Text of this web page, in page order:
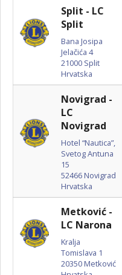
Split - LC
Split
Bana Josipa
Jelačića 4
21000 Split
Hrvatska
Novigrad -
LC
Novigrad
Hotel “Nautica”,
Svetog Antuna
15
52466 Novigrad
Hrvatska
Metković -
LC Narona
Kralja
Tomislava 1
20350 Metković